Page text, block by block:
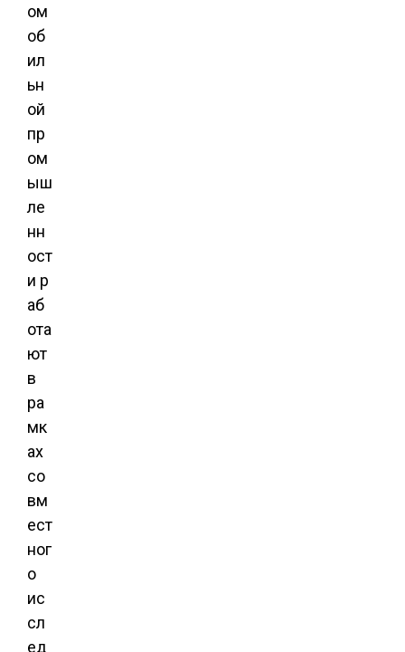
ом
об
ил
ьн
ой
пр
ом
ыш
ле
нн
ост
и р
аб
ота
ют
в
ра
мк
ах
со
вм
ест
ног
о
ис
сл
ед